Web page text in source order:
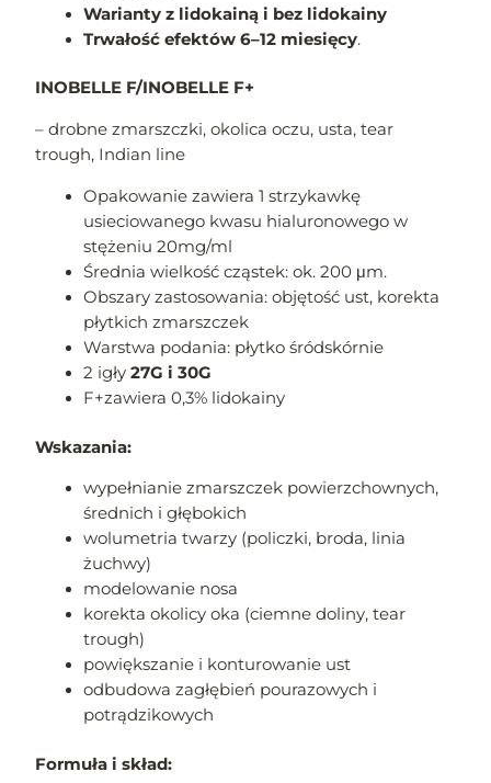
Warianty z lidokainą i bez lidokainy
Trwałość efektów 6–12 miesięcy.
INOBELLE F/INOBELLE F+
– drobne zmarszczki, okolica oczu, usta, tear
trough, Indian line
Opakowanie zawiera 1 strzykawkę
usieciowanego kwasu hialuronowego w
stężeniu 20mg/ml
Średnia wielkość cząstek: ok. 200 μm.
Obszary zastosowania: objętość ust, korekta
płytkich zmarszczek
Warstwa podania: płytko śródskórnie
2 igły27G i30G
F+zawiera 0,3% lidokainy
Wskazania:
wypełnianie zmarszczek powierzchownych,
średnich i głębokich
wolumetria twarzy (policzki, broda, linia
żuchwy)
modelowanie nosa
korekta okolicy oka (ciemne doliny, tear
trough)
powiększanie i konturowanie ust
odbudowa zagłębień pourazowych i
potrądzikowych
Formuła i skład: